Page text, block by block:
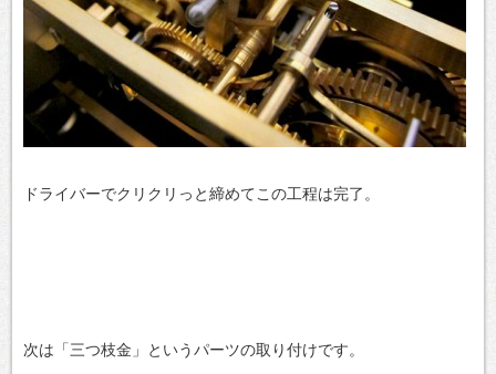
ドライバーでクリクリっと締めてこの工程は完了。
次は「三つ枝金」というパーツの取り付けです。